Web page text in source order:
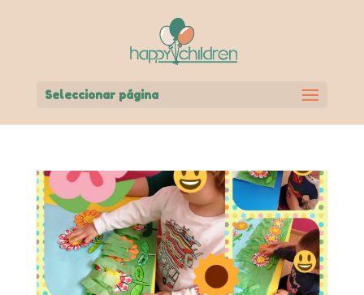
Seleccionar página